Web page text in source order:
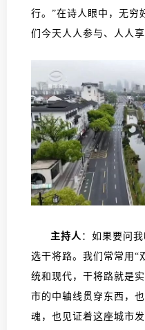
行。”在诗人眼中，无穷
们今天人人参与、人人
主持人 ：如果要问
选干将路。我们常常用“
统和现代，干将路就是
市的中轴线贯穿东西，
魂，也见证着这座城市